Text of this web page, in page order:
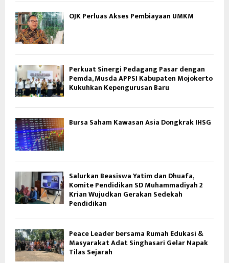
OJK Perluas Akses Pembiayaan UMKM
Perkuat Sinergi Pedagang Pasar dengan
Pemda, Musda APPSI Kabupaten Mojokerto
Kukuhkan Kepengurusan Baru
Bursa Saham Kawasan Asia Dongkrak IHSG
Salurkan Beasiswa Yatim dan Dhuafa,
Komite Pendidikan SD Muhammadiyah 2
Krian Wujudkan Gerakan Sedekah
Pendidikan
Peace Leader bersama Rumah Edukasi &
Masyarakat Adat Singhasari Gelar Napak
Tilas Sejarah